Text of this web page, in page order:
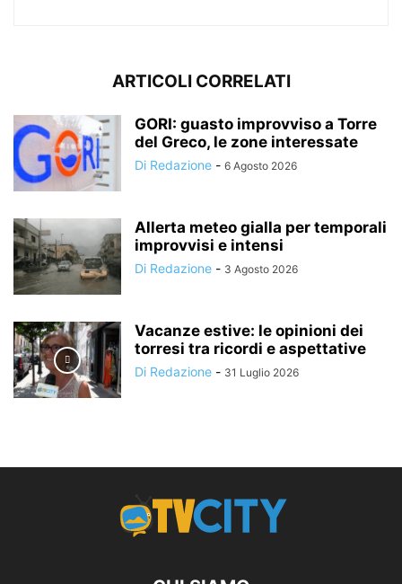
ARTICOLI CORRELATI
GORI: guasto improvviso a Torre
del Greco, le zone interessate
Di Redazione - 6 Agosto 2026
Allerta meteo gialla per temporali
improvvisi e intensi
Di Redazione - 3 Agosto 2026
Vacanze estive: le opinioni dei
torresi tra ricordi e aspettative
Di Redazione - 31 Luglio 2026